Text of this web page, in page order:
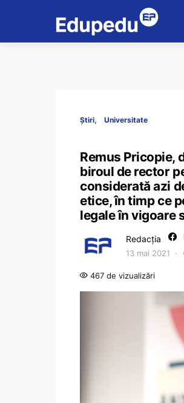
Știri Universitate
Remus Pricopie,
biroul de rector
considerată azi
etice, în timp ce
legale în vigoare
Redacția
13 mai 2021
467 de vizualizări